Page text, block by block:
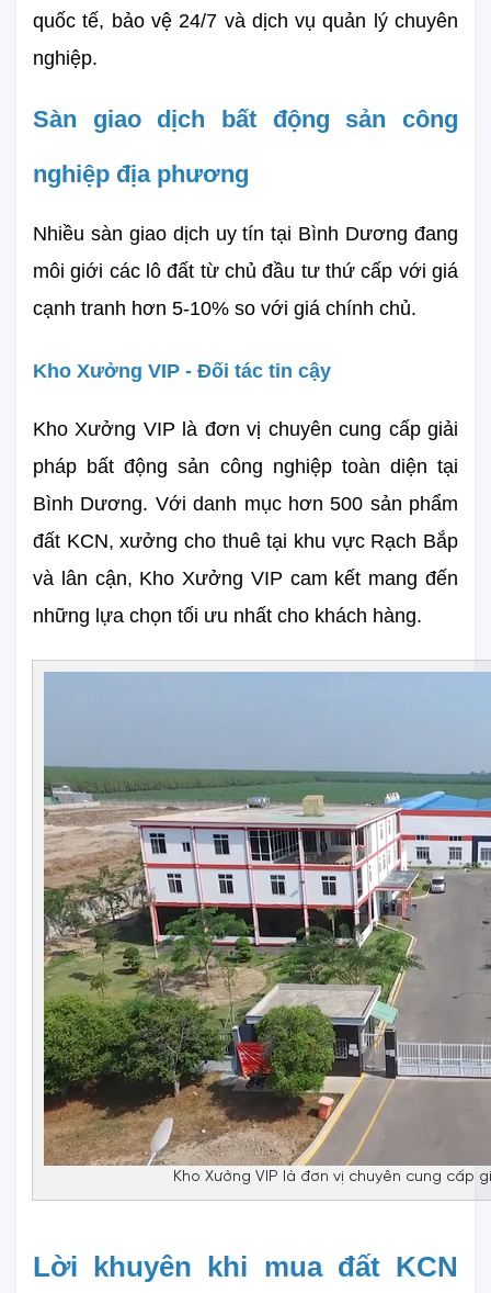
quốc tế, bảo vệ 24/7 và dịch vụ quản lý chuyên
nghiệp.
Sàn giao dịch bất động sản công
nghiệp địa phương
Nhiều sàn giao dịch uy tín tại Bình Dương đang
môi giới các lô đất từ chủ đầu tư thứ cấp với giá
cạnh tranh hơn 5-10% so với giá chính chủ.
Kho Xưởng VIP - Đối tác tin cậy
Kho Xưởng VIP là đơn vị chuyên cung cấp giải
pháp bất động sản công nghiệp toàn diện tại
Bình Dương. Với danh mục hơn 500 sản phẩm
đất KCN, xưởng cho thuê tại khu vực Rạch Bắp
và lân cận, Kho Xưởng VIP cam kết mang đến
những lựa chọn tối ưu nhất cho khách hàng.
Kho Xưởng VIP là đơn vị chuyên cung
Lời khuyên khi mua đất KCN